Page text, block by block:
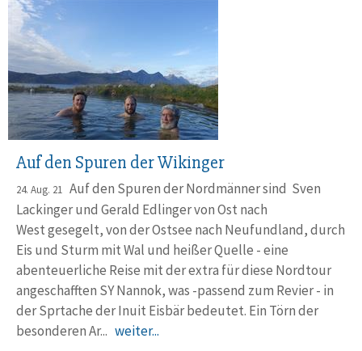
Auf den Spuren der Wikinger
24. Aug. 21 Auf den Spuren der Nordmänner sind Sven
Lackinger und Gerald Edlinger von Ost nach
West gesegelt, von der Ostsee nach Neufundland, durch
Eis und Sturm mit Wal und heißer Quelle - eine
abenteuerliche Reise mit der extra für diese Nordtour
angeschafften SY Nannok, was -passend zum Revier - in
der Sprtache der Inuit Eisbär bedeutet. Ein Törn der
besonderen Ar... weiter...